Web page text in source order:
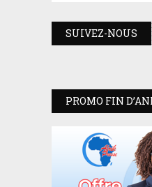
SUIVEZ-NOUS
PROMO FIN